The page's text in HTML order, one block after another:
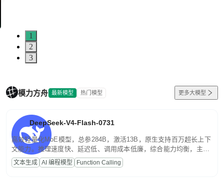
1
2
3
模力方舟 最新模型 热门模型 更多大模型
DeepSeek-V4-Flash-0731
高效轻量化MoE模型，总参284B，激活13B，原生支持百万超长上下
文能力。推理速度快、延迟低、调用成本低廉，综合能力均衡，主打
高并发、轻量化任务，适合日常对话、内容创作、基础 RAG、批量
文案处理等普惠刚需场景。
文本生成 AI 编程模型 Function Calling